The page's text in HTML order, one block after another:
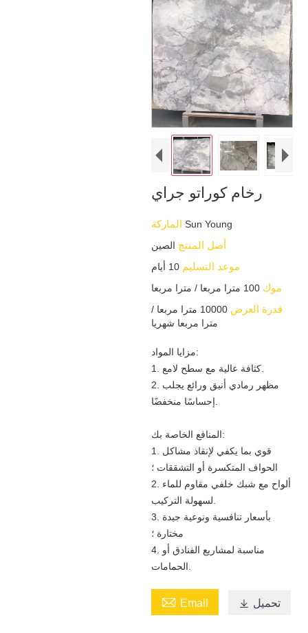
رخام كوراتو جراي
Sun Young
أصل المنتج الصين
موعد التسليم10 أيام
موك100 مترا مربعا / مترا مربعا
قدرة العرض
10000 مترا مربعا /
مترا مربعا شهريا
مزايا المواد:
1. كثافة عالية مع سطح لامع.
2. مظهر رمادي أنيق ورائع يجلب
إحساسًا منخفضًا.
المنافع الخاصة بك:
1. قوي بما يكفي لإنقاذ مشاكل
الحواف المتكسرة أو التشققات ؛
2. ألواح مع شبك خلفي مقاوم للماء
لسهولة التركيب.
3. بأسعار تنافسية ونوعية جيدة
مختارة ؛
4. مناسبة لمشاريع الفنادق أو
الحمامات.
 Email  تحميل